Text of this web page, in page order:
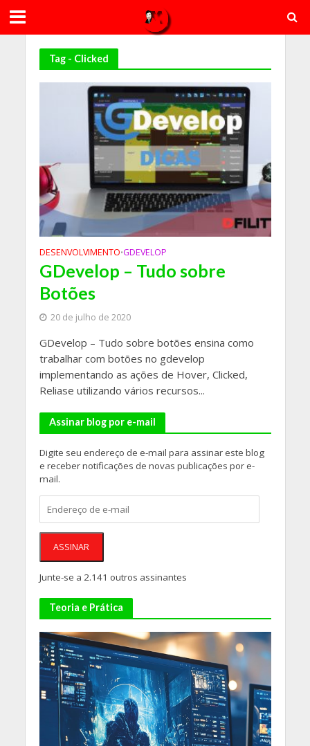
Tag - Clicked
DESENVOLVIMENTO•GDEVELOP
GDevelop – Tudo sobre
Botões
20 de julho de 2020
GDevelop – Tudo sobre botões ensina como
trabalhar com botões no gdevelop
implementando as ações de Hover, Clicked,
Reliase utilizando vários recursos...
Assinar blog por e-mail
Digite seu endereço de e-mail para assinar este blog
e receber notificações de novas publicações por e-
mail.
de
e-
ASSINAR
Junte-se a 2.141 outros assinantes
Teoria e Prática